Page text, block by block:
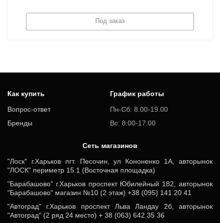
Под заказ
Как купить
Вопрос-ответ
Бренды
График работы
Пн-Сб: 8.00-19.00
Вс: 8:00-17:00
Cеть магазинов
"Лоск" г.Харьков пгт. Песочин, ул Кононенко 1А, авторынок
"ЛОСК" периметр 15.1 (Восточная площадка)
"Барабашово" г.Харьков проспект Юбилейный 182, авторынок
"Барабашово" магазин №10 (2 этаж) +38 (095) 141 20 41
"Автоград" г.Харьков проспект Льва Ландау 2б, авторынок
"Автоград" (2 ряд 24 место) + 38 (063) 642 35 36